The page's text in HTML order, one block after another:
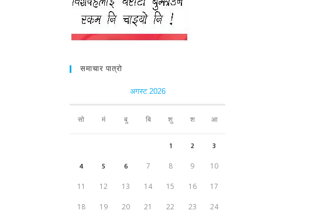
समाचार पात्रो
अगस्ट 2026
सो मं बु बि शु श आ
1 2
3
4
5 6 7 8 9 10
11 12 13 14 15 16 17
18 19 20 21 22 23 24